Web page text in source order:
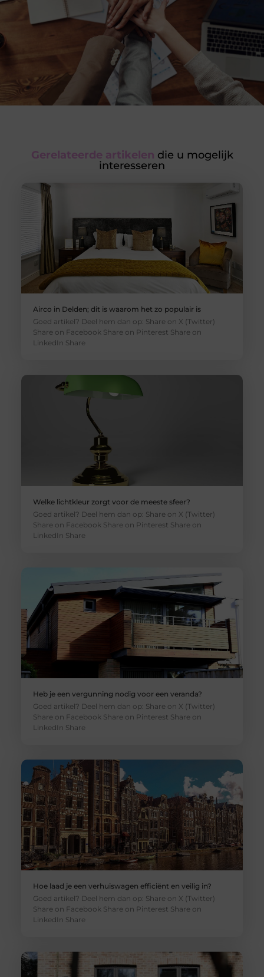
Gerelateerde artikelen die u mogelijk
interesseren
Airco in Delden; dit is waarom het zo populair is
Goed artikel? Deel hem dan op: Share on X (Twitter)
Share on Facebook Share on Pinterest Share on
LinkedIn Share
Welke lichtkleur zorgt voor de meeste sfeer?
Goed artikel? Deel hem dan op: Share on X (Twitter)
Share on Facebook Share on Pinterest Share on
LinkedIn Share
Heb je een vergunning nodig voor een veranda?
Goed artikel? Deel hem dan op: Share on X (Twitter)
Share on Facebook Share on Pinterest Share on
LinkedIn Share
Hoe laad je een verhuiswagen efficiënt en veilig in?
Goed artikel? Deel hem dan op: Share on X (Twitter)
Share on Facebook Share on Pinterest Share on
LinkedIn Share